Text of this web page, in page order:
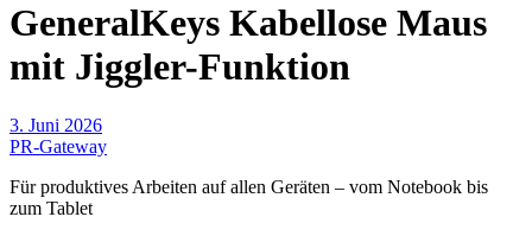
GeneralKeys Kabellose Maus
mit Jiggler-Funktion
3. Juni 2026
PR-Gateway
Für produktives Arbeiten auf allen Geräten – vom Notebook bis
zum Tablet